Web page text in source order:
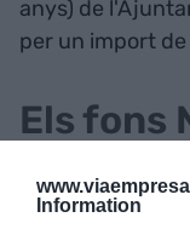
Information
anys) de
per un import
Els fons
a la baixa